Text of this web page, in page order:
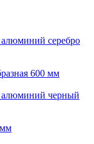
серебро
600 мм
алюминий черный